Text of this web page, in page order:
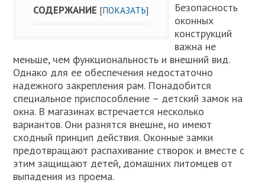
СОДЕРЖАНИЕ [ПОКАЗАТЬ]
Безопасность
оконных
конструкций
важна не
меньше, чем функциональность и внешний вид.
Однако для ее обеспечения недостаточно
надежного закрепления рам. Понадобится
специальное приспособление – детский замок на
окна. В магазинах встречается несколько
вариантов. Они разнятся внешне, но имеют
сходный принцип действия. Оконные замки
предотвращают распахивание створок и вместе с
этим защищают детей, домашних питомцев от
выпадения из проема.